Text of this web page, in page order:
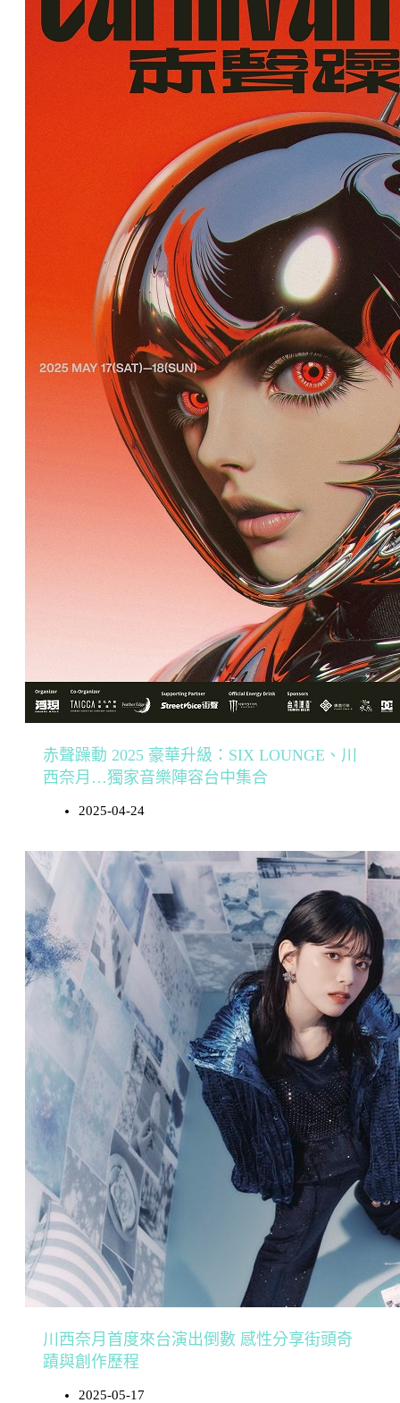
赤聲躁動 2025 豪華升級：SIX LOUNGE、川
西奈月…獨家音樂陣容台中集合
2025-04-24
川西奈月首度來台演出倒數 感性分享街頭奇
蹟與創作歷程
2025-05-17